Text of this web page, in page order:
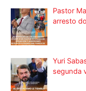
Pastor
arresto
Yuri
segunda